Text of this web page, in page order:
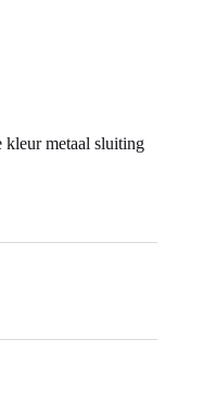
metaal sluiting